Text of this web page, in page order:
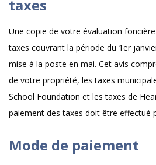
taxes
Une copie de votre évaluation
taxes couvrant la période du 1er
mise à la poste en mai. Cet avis
de votre propriété, les taxes
School Foundation et les taxes de
paiement des taxes doit être effectué
Mode de paiement